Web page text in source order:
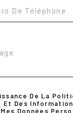
De La
Des
Données